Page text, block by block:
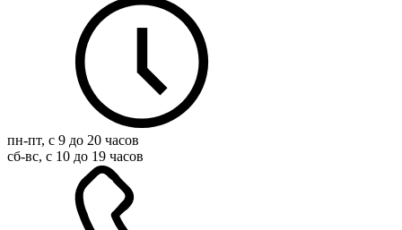
пн-пт, с 9 до 20 часов
сб-вс, с 10 до 19 часов